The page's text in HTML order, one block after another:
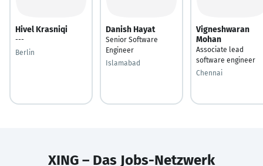
Hivel Krasniqi
---
Berlin
Danish Hayat
Senior Software
Engineer
Islamabad
Vigneshwaran
Mohan
Associate lead
software engineer
Chennai
XING – Das Jobs-Netzwerk